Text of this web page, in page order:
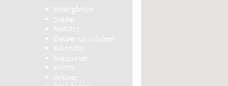
Kirkegårder
Steder
Notater
Datoer og jubileer
Kalender
Rapporter
Kilder
Arkiver